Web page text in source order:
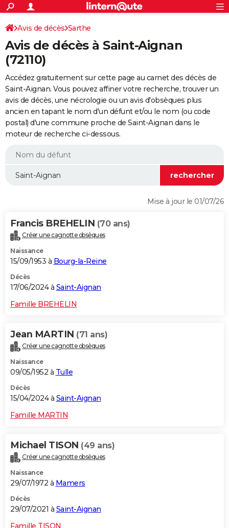
ACTUALITÉS
Politique
Société
Faits Divers
Education
Monde
Villes
+
SPORT
Coupe du monde 2026
Football
Tennis
Cyclisme
Rugby
Forum
FINANCE
Retraite
Impôts
Epargne
Immobilier
Risques naturels par ville
Banque
Assurance
Crédit
Essais
Réserver un essai
Citadines
Berlines
SUV
Forum auto
+
HIGH-TECH
Mobiles
Meilleur smartphone
Internet
Ordinateurs
Jeux vidéo
Guide high-tech
+BRICOLAGE
Forum
Aménagement intérieur
Extérieur
Cuisine
Salle de bains
Jardinage
Rangement
WEEK-END
Guides de France
Escapades
Patrimoine
Expositions
Musées
Week-end nature
LIFESTYLE
Alimentation
Guide de la santé
Maladies
Médicaments
Sommeil
VOYAGE
Destinations
City break
Voyage nature
Voyage de noces
Forum
Climat
+PHOTO
GUIDES D'ACHAT
BONS PLANS
CARTE DE VOEUX
Dictionnaire
Biographies
Citations
Expressions
Proverbes
PROGRAMME TV
COPAINS D'AVANT
S'inscrire
Se connecter
Lycées
Collèges
Primaires
Universités
Entreprises
Service militaire
Avis de recherche
AVIS DE DÉCÈS
Avis de décès Sarthe
Avis de décès à Saint-Aignan
(72110)
Accédez gratuitement sur cette page au carnet des décès de
Saint-Aignan. Vous pouvez affiner votre recherche, trouver un
avis de décès, une nécrologie ou un avis d'obsèques plus
ancien en tapant le nom d'un défunt et/ou le nom (ou code
postal) d'une commune proche de Saint-Aignan dans le
moteur de recherche ci-dessous.
Mise à jour le 01/07/26
Francis BREHELIN (70 ans)
Créer une cagnotte obsèques
Naissance
15/09/1953 à Bourg-la-Reine
Décès
17/06/2024 à Saint-Aignan
Famille BREHELIN
Jean MARTIN (71 ans)
Créer une cagnotte obsèques
Naissance
09/05/1952 à Tulle
Décès
15/04/2024 à Saint-Aignan
Famille MARTIN
Michael TISON (49 ans)
Créer une cagnotte obsèques
Naissance
29/07/1972 à Mamers
Décès
29/07/2021 à Saint-Aignan
Famille TISON